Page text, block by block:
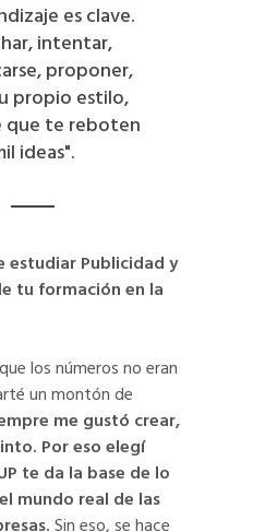
es clave.
intentar,
proponer,
propio estilo,
que te reboten
ideas".
estudiar Publicidad y
tu formación en la
los números no eran
un montón de
me gustó crear,
Por eso elegí
te da la base de lo
mundo real de las